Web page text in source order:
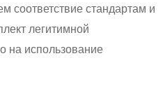
соответствие стандартам и
легитимной
на использование